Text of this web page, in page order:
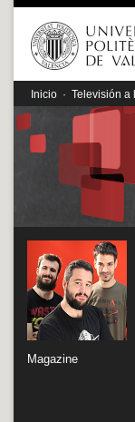
Inicio · Televisión a
Magazine